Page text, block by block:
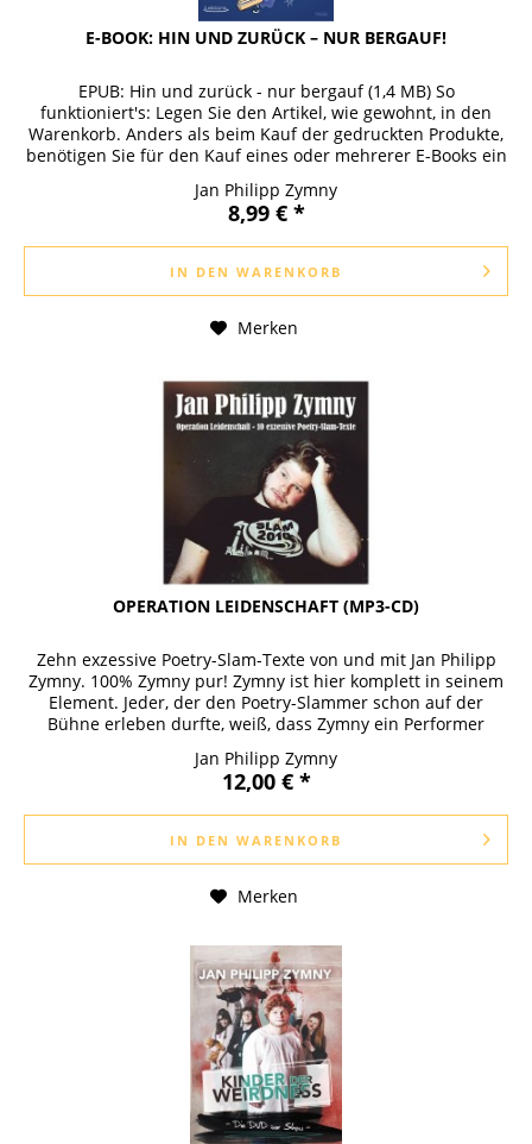
E-BOOK: HIN UND ZURÜCK – NUR BERGAUF!
EPUB: Hin und zurück - nur bergauf (1,4 MB) So
funktioniert's: Legen Sie den Artikel, wie gewohnt, in den
Warenkorb. Anders als beim Kauf der gedruckten Produkte,
benötigen Sie für den Kauf eines oder mehrerer E-Books ein
Jan Philipp Zymny
8,99 € *
IN DEN WARENKORB
Merken
OPERATION LEIDENSCHAFT (MP3-CD)
Zehn exzessive Poetry-Slam-Texte von und mit Jan Philipp
Zymny. 100% Zymny pur! Zymny ist hier komplett in seinem
Element. Jeder, der den Poetry-Slammer schon auf der
Bühne erleben durfte, weiß, dass Zymny ein Performer
Jan Philipp Zymny
12,00 € *
IN DEN WARENKORB
Merken